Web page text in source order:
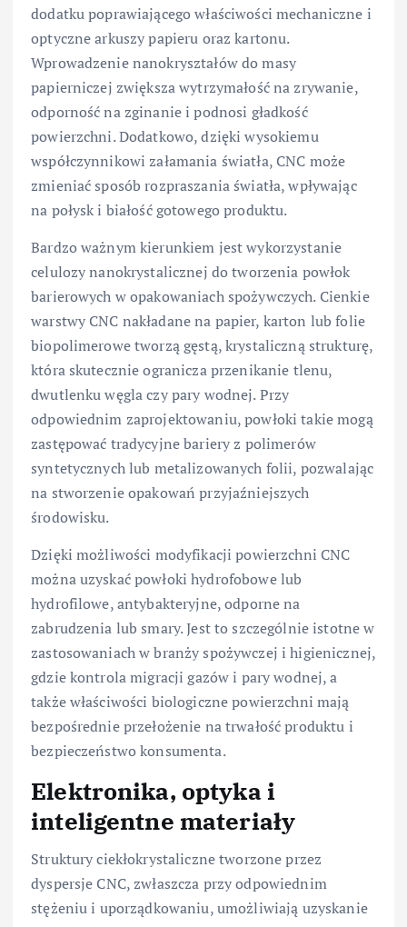
dodatku poprawiającego właściwości mechaniczne i
optyczne arkuszy papieru oraz kartonu.
Wprowadzenie nanokryształów do masy
papierniczej zwiększa wytrzymałość na zrywanie,
odporność na zginanie i podnosi gładkość
powierzchni. Dodatkowo, dzięki wysokiemu
współczynnikowi załamania światła, CNC może
zmieniać sposób rozpraszania światła, wpływając
na połysk i białość gotowego produktu.
Bardzo ważnym kierunkiem jest wykorzystanie
celulozy nanokrystalicznej do tworzenia powłok
barierowych w opakowaniach spożywczych. Cienkie
warstwy CNC nakładane na papier, karton lub folie
biopolimerowe tworzą gęstą, krystaliczną strukturę,
która skutecznie ogranicza przenikanie tlenu,
dwutlenku węgla czy pary wodnej. Przy
odpowiednim zaprojektowaniu, powłoki takie mogą
zastępować tradycyjne bariery z polimerów
syntetycznych lub metalizowanych folii, pozwalając
na stworzenie opakowań przyjaźniejszych
środowisku.
Dzięki możliwości modyfikacji powierzchni CNC
można uzyskać powłoki hydrofobowe lub
hydrofilowe, antybakteryjne, odporne na
zabrudzenia lub smary. Jest to szczególnie istotne w
zastosowaniach w branży spożywczej i higienicznej,
gdzie kontrola migracji gazów i pary wodnej, a
także właściwości biologiczne powierzchni mają
bezpośrednie przełożenie na trwałość produktu i
bezpieczeństwo konsumenta.
Elektronika, optyka i
inteligentne materiały
Struktury ciekłokrystaliczne tworzone przez
dyspersje CNC, zwłaszcza przy odpowiednim
stężeniu i uporządkowaniu, umożliwiają uzyskanie